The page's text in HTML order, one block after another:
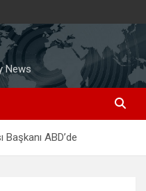
News
ABD’de